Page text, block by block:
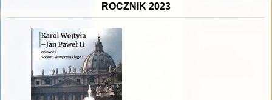
ROCZNIK 2023